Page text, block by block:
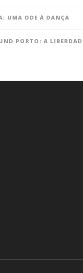
UMA ODE À DANÇA
PORTO: A